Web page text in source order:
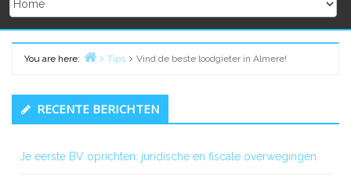
You are here:
Tips Vind de beste loodgieter in Almere!
Primary
Sidebar
RECENTE BERICHTEN
Je eerste BV oprichten: juridische en fiscale overwegingen